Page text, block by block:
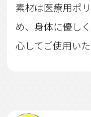
素材は医療用ポ
め、身体に優し
心してご使用いた